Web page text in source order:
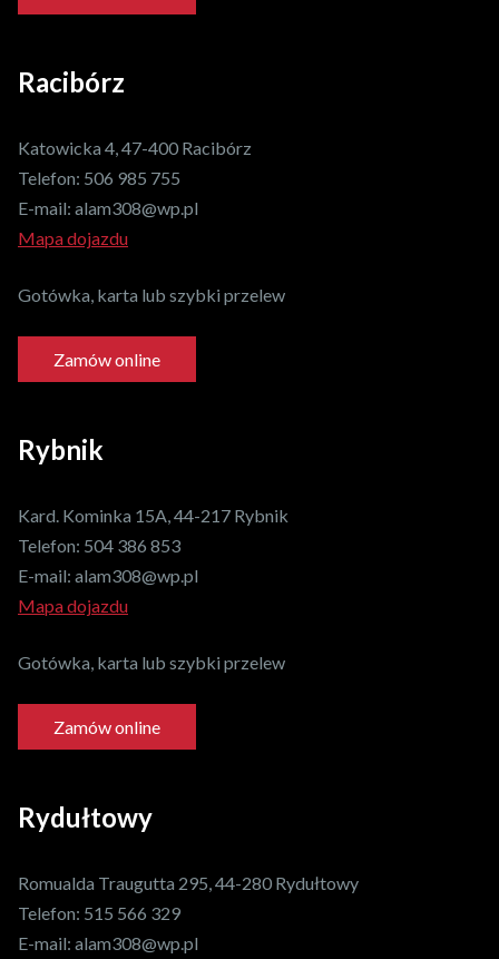
Racibórz
Katowicka 4, 47-400 Racibórz
Telefon: 506 985 755
E-mail: alam308@wp.pl
Mapa dojazdu
Gotówka, karta lub szybki przelew
Zamów online
Rybnik
Kard. Kominka 15A, 44-217 Rybnik
Telefon: 504 386 853
E-mail: alam308@wp.pl
Mapa dojazdu
Gotówka, karta lub szybki przelew
Zamów online
Rydułtowy
Romualda Traugutta 295, 44-280 Rydułtowy
Telefon: 515 566 329
E-mail: alam308@wp.pl